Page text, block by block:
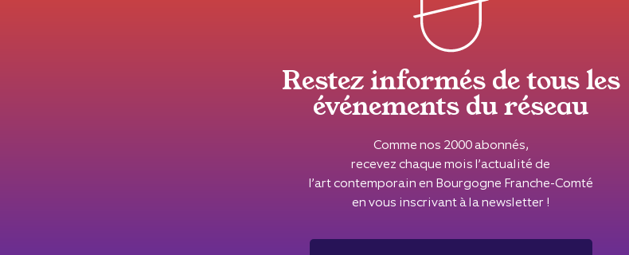
Restez informés de tous les
événements du réseau
Comme nos 2000 abonnés,
recevez chaque mois l’actualité de
l’art contemporain en Bourgogne Franche-Comté
en vous inscrivant à la newsletter !